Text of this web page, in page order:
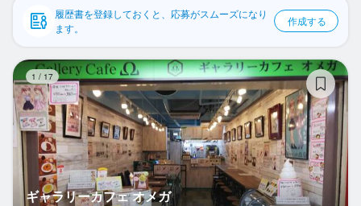
利用規約履歴書を登録しておくと、応募がスムーズになり
ます。
作成する
1 / 17
ギャラリーカフェ オメガ